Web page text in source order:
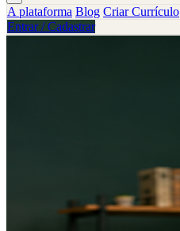
A plataforma Blog Criar Currículo
Entrar / Cadastrar